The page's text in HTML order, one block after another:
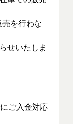
を行わな
せいたしま
ご入金対応